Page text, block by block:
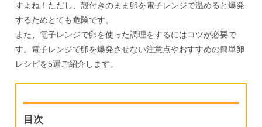
すよね！ただし、殻付きのまま卵を電子レンジで温めると爆発
するためとても危険です。
また、電子レンジで卵を使った調理をするにはコツが必要で
す。電子レンジで卵を爆発させない注意点やおすすめの簡単卵
レシピを5選ご紹介します。
目次